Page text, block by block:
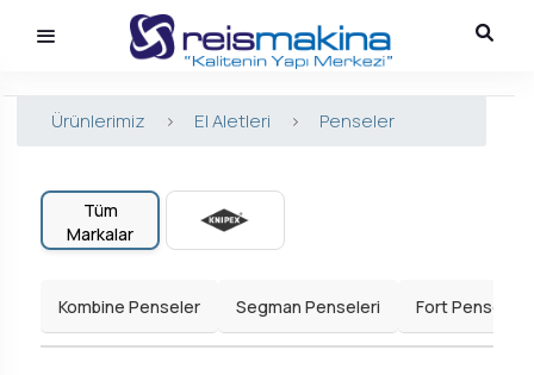
Ürünlerimiz > El Aletleri > Penseler
Tüm
Markalar
Kombine Penseler Segman Penseleri Fort Penseler